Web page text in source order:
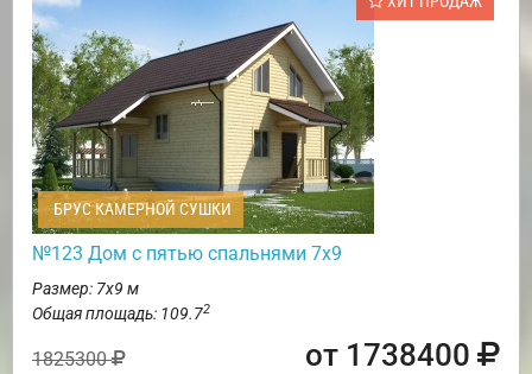
БРУС КАМЕРНОЙ СУШКИ
№123 Дом с пятью спальнями 7х9
Размер: 7х9 м
Общая площадь: 109.72
1825300 от 1738400